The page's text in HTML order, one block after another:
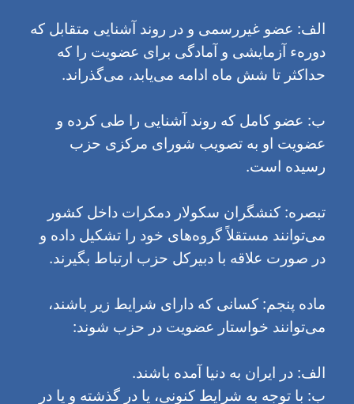
الف: عضو غیررسمی و در روند آشنایی متقابل که
دورهء آزمایشی و آمادگی برای عضویت را که
حداکثر تا شش ماه ادامه می‌یابد، می‌گذراند.
ب: عضو کامل که روند آشنایی را طی کرده و
عضویت او به تصویب شورای مرکزی حزب
رسیده است.
تبصره: کنشگران سکولار دمکرات داخل کشور
می‌توانند مستقلاً گروه‌های خود را تشکیل داده و
در صورت علاقه با دبیرکل حزب ارتباط بگیرند.
ماده پنجم: کسانی که دارای شرایط زیر باشند،
می‌توانند خواستار عضویت در حزب شوند:
الف: در ایران به دنیا آمده باشند.
ب: با توجه به شرایط کنونی، یا در گذشته و یا در